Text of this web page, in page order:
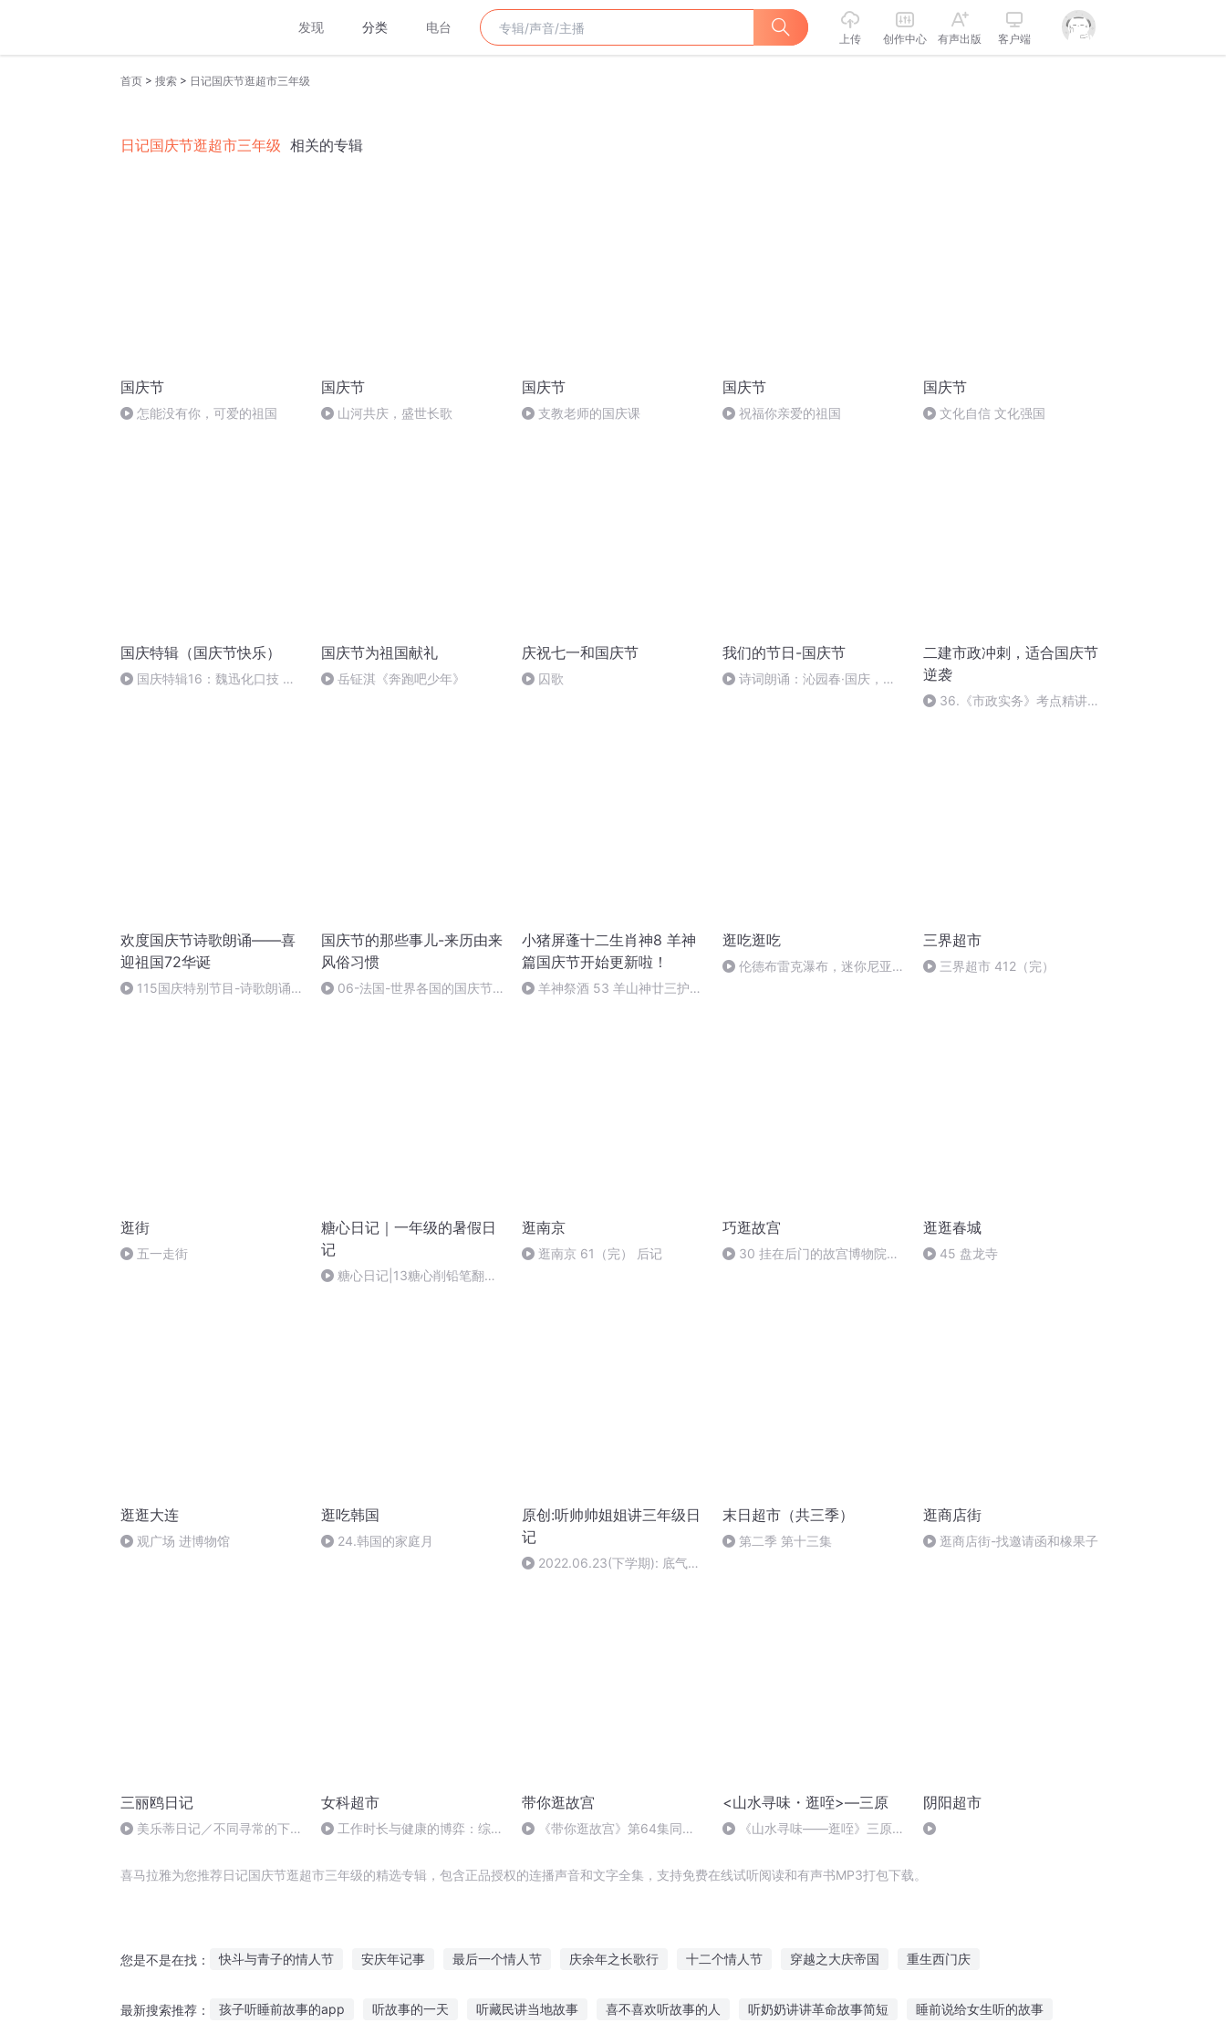
发现 分类 电台
上传 创作中心 有声出版 客户端
首页 > 搜索 > 日记国庆节逛超市三年级
日记国庆节逛超市三年级 相关的专辑
国庆节
怎能没有你，可爱的祖国
国庆节
山河共庆，盛世长歌
国庆节
支教老师的国庆课
国庆节
祝福你亲爱的祖国
国庆节
文化自信 文化强国
国庆特辑（国庆节快乐）
国庆特辑16：魏迅化口技 二
国庆节为祖国献礼
岳钲淇《奔跑吧少年》
庆祝七一和国庆节
囚歌
我们的节日-国庆节
诗词朗诵：沁园春·国庆，朗
二建市政冲刺，适合国庆节
逆袭
36.《市政实务》考点精讲第
欢度国庆节诗歌朗诵——喜
迎祖国72华诞
115国庆特别节目-诗歌朗诵-
国庆节的那些事儿-来历由来
风俗习惯
06-法国-世界各国的国庆节-
小猪屏蓬十二生肖神8 羊神
篇国庆节开始更新啦！
羊神祭酒 53 羊山神廿三护祭
逛吃逛吃
伦德布雷克瀑布，迷你尼亚加
三界超市
三界超市 412（完）
逛街
五一走街
糖心日记｜一年级的暑假日
记
糖心日记|13糖心削铅笔翻车
逛南京
逛南京 61（完） 后记
巧逛故宫
30 挂在后门的故宫博物院匾
逛逛春城
45 盘龙寺
逛逛大连
观广场 进博物馆
逛吃韩国
24.韩国的家庭月
原创:听帅帅姐姐讲三年级日
记
2022.06.23(下学期): 底气不
末日超市（共三季）
第二季 第十三集
逛商店街
逛商店街-找邀请函和橡果子
三丽鸥日记
美乐蒂日记／不同寻常的下雨
女科超市
工作时长与健康的博弈：综合
带你逛故宫
《带你逛故宫》第64集同仁
<山水寻味・逛咥>—三原
《山水寻味——逛咥》三原焦
阴阳超市
喜马拉雅为您推荐日记国庆节逛超市三年级的精选专辑，包含正品授权的连播声音和文字全集，支持免费在线试听阅读和有声书MP3打包下载。
您是不是在找： 快斗与青子的情人节 安庆年记事 最后一个情人节 庆余年之长歌行 十二个情人节 穿越之大庆帝国 重生西门庆
最新搜索推荐： 孩子听睡前故事的app 听故事的一天 听藏民讲当地故事 喜不喜欢听故事的人 听奶奶讲讲革命故事简短 睡前说给女生听的故事